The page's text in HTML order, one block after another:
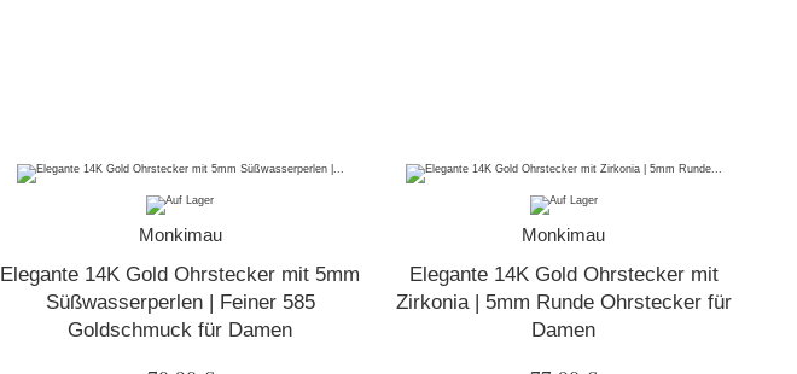
Monkimau
Elegante 14K Gold Ohrstecker mit 5mm
Süßwasserperlen | Feiner 585
Goldschmuck für Damen
Monkimau
Elegante 14K Gold Ohrstecker mit
Zirkonia | 5mm Runde Ohrstecker für
Damen